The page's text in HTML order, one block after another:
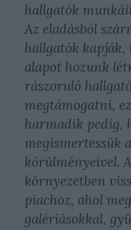
hallgatók
Az eladásból
hallgatók kapják,
alapot hozunk
rászoruló
megtámogatni,
harmadik pedig,
megismertessük
körülményeivel.
környezetben
piachoz, ahol
galériásokkal,